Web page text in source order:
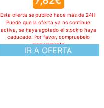
IR A OFERTA
Esta oferta se publicó hace más de 24H:
Puede que la oferta ya no continue
activa, se haya agotado el stock o haya
caducado. Por favor, compruebelo
manualmente